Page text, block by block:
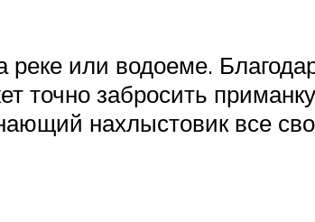
или водоеме.
точно забросить
нахлыстовик все